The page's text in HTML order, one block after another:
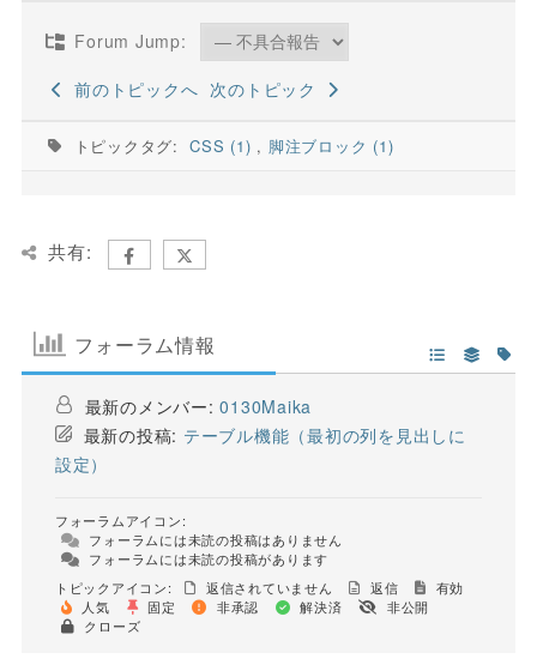
Forum Jump:
前のトピックへ 次のトピック
トピックタグ:CSS (1) , 脚注ブロック (1)
共有:
フォーラム情報
最新のメンバー:0130Maika
最新の投稿: テーブル機能（最初の列を見出しに
設定）
フォーラムアイコン:
フォーラムには未読の投稿はありません
フォーラムには未読の投稿があります
トピックアイコン:
返信されていません 返信
有効
人気
固定 非承認 解決済
非公開
クローズ